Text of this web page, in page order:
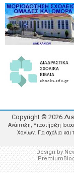
Copyright © 2026
Ανάπτυξη, Υποστήριξη
Χανίων. Για σχόλια
Design by